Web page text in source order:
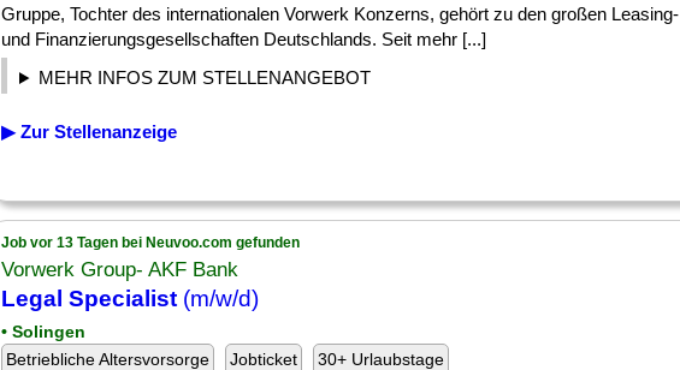
Gruppe, Tochter des internationalen Vorwerk Konzerns, gehört zu den großen Leasing-
und Finanzierungsgesellschaften Deutschlands. Seit mehr [...]
MEHR INFOS ZUM STELLENANGEBOT
▶ Zur Stellenanzeige
Job vor 13 Tagen bei Neuvoo.com gefunden
Vorwerk Group- AKF Bank
Legal Specialist (m/w/d)
• Solingen
Betriebliche Altersvorsorge
Jobticket 30+ Urlaubstage